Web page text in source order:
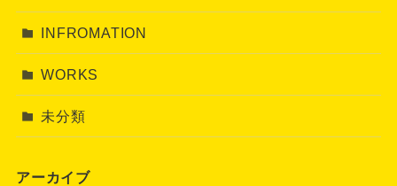
INFROMATION
WORKS
未分類
アーカイブ